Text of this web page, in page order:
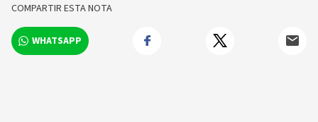
emiten sus programas.
COMPARTIR ESTA NOTA
WHATSAPP